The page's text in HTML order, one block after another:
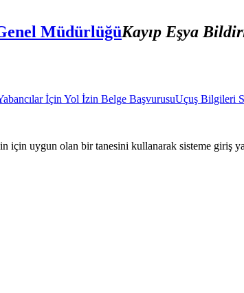
MüdürlüğüKayıp Eşya
İçin Yol İzin Belge BaşvurusuUçuş Bilgileri
uygun olan bir tanesini kullanarak sisteme giriş